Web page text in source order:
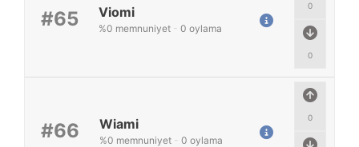
#65
0
0
Viomi
%0 memnuniyet - 0 oylama
#66
0
Wiami
%0 memnuniyet - 0 oylama